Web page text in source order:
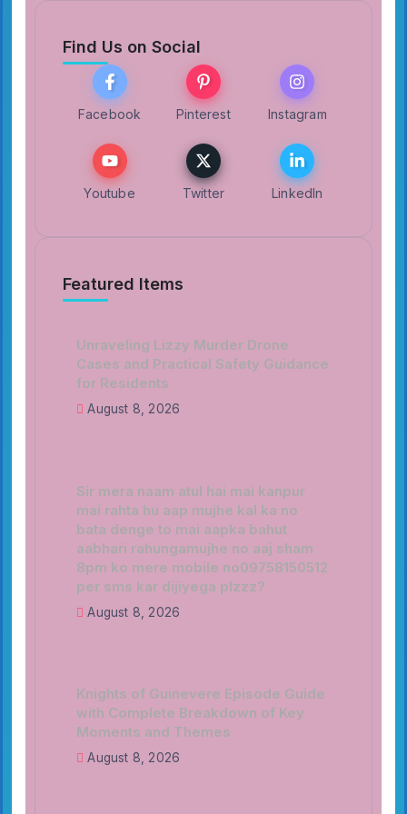
Find Us on Social
Facebook Pinterest Instagram
Youtube Twitter LinkedIn
Featured Items
Unraveling Lizzy Murder Drone
Cases and Practical Safety Guidance
for Residents
August 8, 2026
Sir mera naam atul hai mai kanpur
mai rahta hu aap mujhe kal ka no
bata denge to mai aapka bahut
aabhari rahungamujhe no aaj sham
8pm ko mere mobile no09758150512
per sms kar dijiyega plzzz?
August 8, 2026
Knights of Guinevere Episode Guide
with Complete Breakdown of Key
Moments and Themes
August 8, 2026